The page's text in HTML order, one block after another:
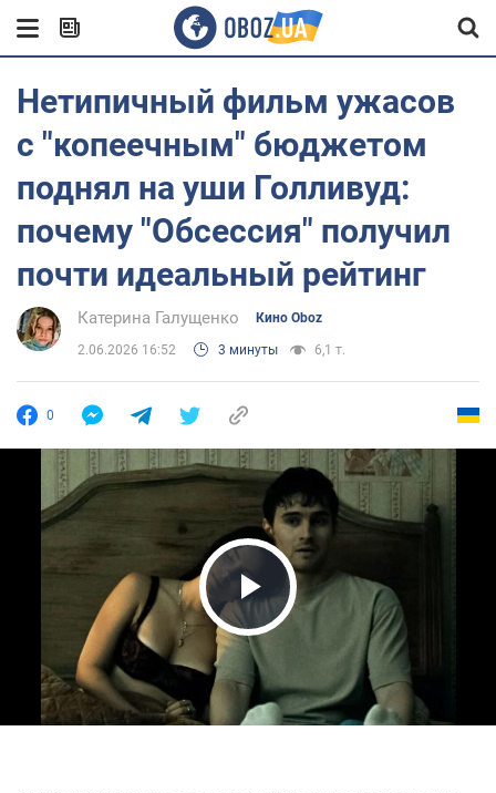
Нетипичный фильм ужасов
с "копеечным" бюджетом
поднял на уши Голливуд:
почему "Обсессия" получил
почти идеальный рейтинг
Катерина Галущенко Кино Oboz
2.06.2026 16:52 3 минуты 6,1 т.
0
Play Video